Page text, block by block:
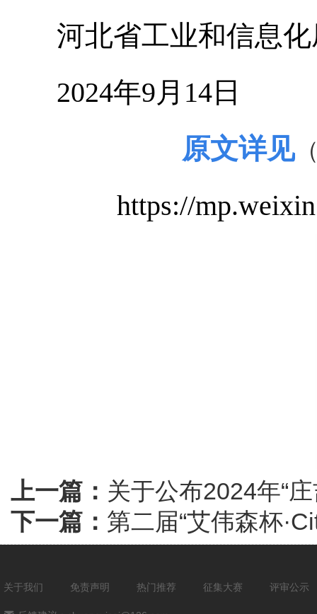
河北省工业和信息化
2024年9月14日
原文详见
https://
上一篇： 关于公布2024年“
下一篇： 第二届“艾伟森杯
关于我们 免责声明 热门推荐 征集大赛 评审公示